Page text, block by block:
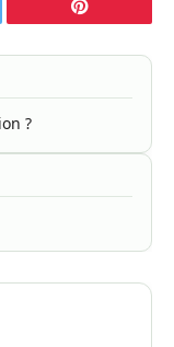
Pinterest
?